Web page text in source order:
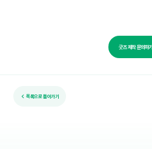
굿즈 제작 문의하기
← 목록으로 돌아가기